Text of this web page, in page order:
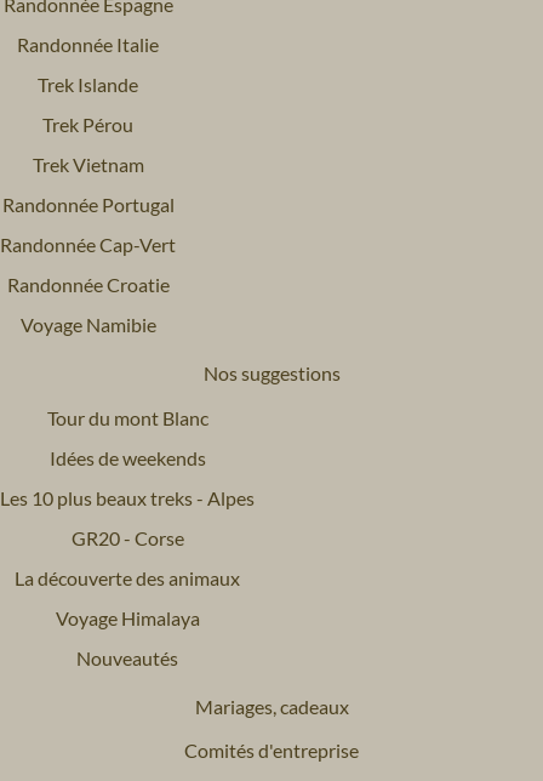
Randonnée Espagne
Randonnée Italie
Trek Islande
Trek Pérou
Trek Vietnam
Randonnée Portugal
Randonnée Cap-Vert
Randonnée Croatie
Voyage Namibie
Nos suggestions
Tour du mont Blanc
Idées de weekends
Les 10 plus beaux treks - Alpes
GR20 - Corse
La découverte des animaux
Voyage Himalaya
Nouveautés
Mariages, cadeaux
Comités d'entreprise